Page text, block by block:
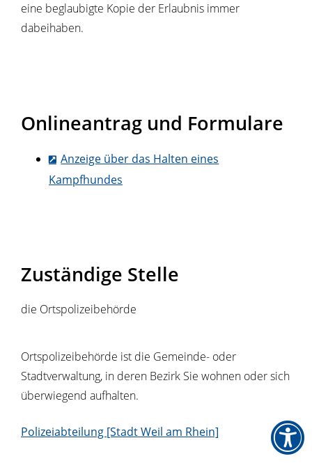
eine beglaubigte Kopie der Erlaubnis immer
dabeihaben.
Onlineantrag und Formulare
Anzeige über das Halten eines
Kampfhundes
Zuständige Stelle
die Ortspolizeibehörde
Ortspolizeibehörde ist die Gemeinde- oder
Stadtverwaltung, in deren Bezirk Sie wohnen oder sich
überwiegend aufhalten.
Polizeiabteilung [Stadt Weil am Rhein]